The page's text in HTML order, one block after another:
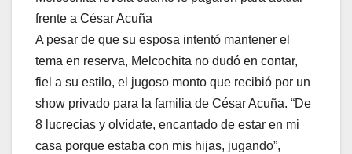
frente a César Acuña
A pesar de que su esposa intentó mantener el
tema en reserva, Melcochita no dudó en contar,
fiel a su estilo, el jugoso monto que recibió por un
show privado para la familia de César Acuña. “De
8 lucrecias y olvídate, encantado de estar en mi
casa porque estaba con mis hijas, jugando”,